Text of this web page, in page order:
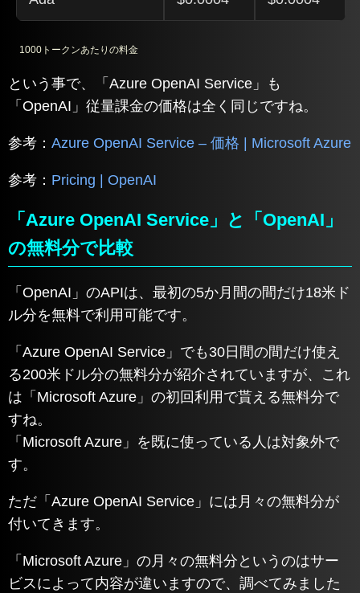
1000トークンあたりの料金
という事で、「Azure OpenAI Service」も
「OpenAI」従量課金の価格は全く同じですね。
参考： Azure OpenAI Service – 価格 | Microsoft Azure
参考： Pricing | OpenAI
「Azure OpenAI Service」と「OpenAI」
の無料分で比較
「OpenAI」のAPIは、最初の5か月間の間だけ18米ド
ル分を無料で利用可能です。
「Azure OpenAI Service」でも30日間の間だけ使え
る200米ドル分の無料分が紹介されていますが、これ
は「Microsoft Azure」の初回利用で貰える無料分で
すね。
「Microsoft Azure」を既に使っている人は対象外で
す。
ただ「Azure OpenAI Service」には月々の無料分が
付いてきます。
「Microsoft Azure」の月々の無料分というのはサー
ビスによって内容が違いますので、調べてみました